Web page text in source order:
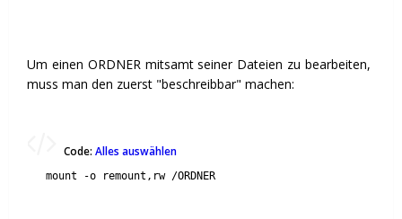
Um einen ORDNER mitsamt seiner Dateien zu bearbeiten,
muss man den zuerst "beschreibbar" machen:
Code: Alles auswählen
mount -o remount,rw /ORDNER